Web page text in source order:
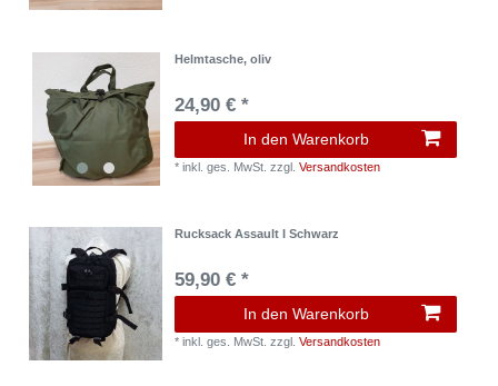
Helmtasche, oliv
24,90 € *
In den Warenkorb
*inkl. ges. MwSt. zzgl.Versandkosten
Rucksack Assault I Schwarz
59,90 € *
In den Warenkorb
*inkl. ges. MwSt. zzgl.Versandkosten